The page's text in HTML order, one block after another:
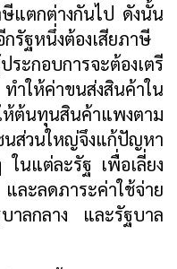
แตกต่างกันไป ดังนั้น
รัฐหนึ่งต้องเสียภาษี
ะกอบการจะต้องเตรี
ำให้ค่าขนส่งสินค้าใน
ต้นทุนสินค้าแพงตาม
ส่วนใหญ่จึงแก้ปัญหา
ในแต่ละรัฐ เพื่อเลี่ยง
ละลดภาระค่าใช้จ่าย
าลกลาง และรัฐบาล